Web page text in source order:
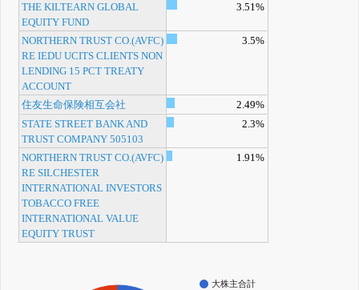
THE KILTEARN GLOBAL
EQUITY FUND
3.51%
NORTHERN TRUST CO.(AVFC)
RE IEDU UCITS CLIENTS NON
LENDING 15 PCT TREATY
ACCOUNT
3.5%
住友生命保険相互会社
2.49%
STATE STREET BANK AND
TRUST COMPANY 505103
2.3%
NORTHERN TRUST CO.(AVFC)
RE SILCHESTER
INTERNATIONAL INVESTORS
TOBACCO FREE
INTERNATIONAL VALUE
EQUITY TRUST
1.91%
大株主合計